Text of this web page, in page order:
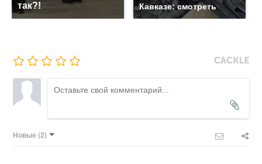
так?!
Кавказе: смотреть
Новые (2)